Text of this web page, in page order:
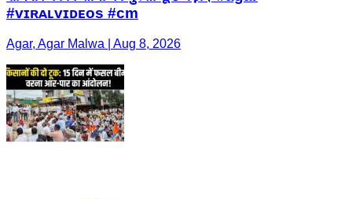
#ᴠɪʀᴀʟᴠɪᴅᴇᴏs #cm
Agar, Agar Malwa | Aug 8, 2026